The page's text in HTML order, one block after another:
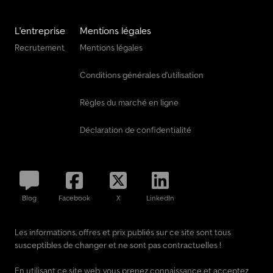
constructeur.
L'entreprise
Recrutement
Mentions légales
Mentions légales
Conditions générales d'utilisation
Règles du marché en ligne
Déclaration de confidentialité
Blog Facebook X LinkedIn
Les informations, offres et prix publiés sur ce site sont tous
susceptibles de changer et ne sont pas contractuelles !
En utilisant ce site web, vous prenez connaissance et acceptez